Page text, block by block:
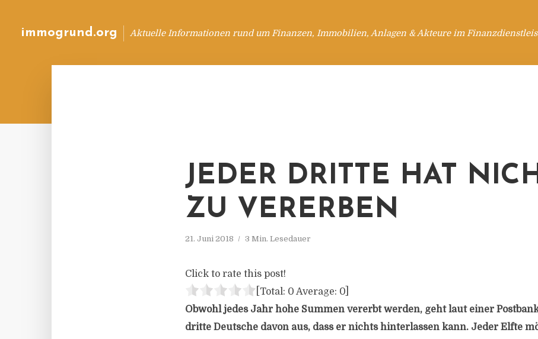
immogrund.org Aktuelle Informationen rund um Finanzen, Immobilien, Anlagen & Akteure im
JEDER DRITTE HAT
ZU VERERBEN
21. Juni 2018 3 Min. Lesedauer
Click to rate this post!
[Total: 0 Average: 0
Obwohl jedes Jahr hohe Summen vererbt werden, geht laut einer
dritte Deutsche davon aus, dass er nichts hinterlassen kann. Jeder Elfte